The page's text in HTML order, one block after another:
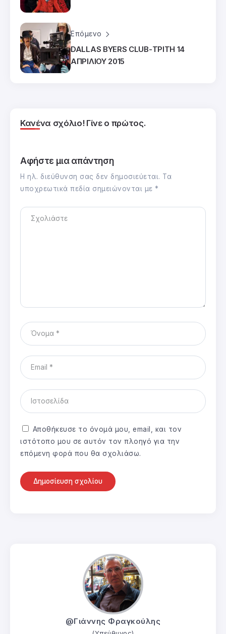
Επόμενο
DALLAS BYERS CLUB-ΤΡΙΤΗ 14
ΑΠΡΙΛΙΟΥ 2015
Κανένα σχόλιο! Γίνε ο πρώτος.
Αφήστε μια απάντηση
Η ηλ. διεύθυνση σας δεν δημοσιεύεται. Τα
υποχρεωτικά πεδία σημειώνονται με *
Αποθήκευσε το όνομά μου, email, και τον
ιστότοπο μου σε αυτόν τον πλοηγό για την
επόμενη φορά που θα σχολιάσω.
@Γιάννης Φραγκούλης